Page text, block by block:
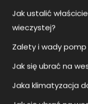
Jak ustalić
wieczystej?
Zalety i wady pomp
Jak się ubrać na
Jaka klimatyzacja